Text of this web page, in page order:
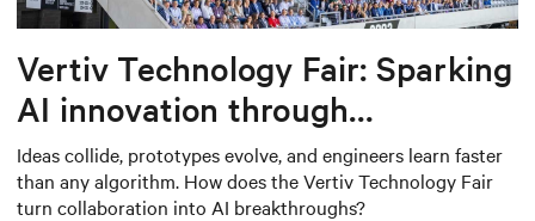
Vertiv Technology Fair: Sparking
AI innovation through
collaboration
Ideas collide, prototypes evolve, and engineers learn faster
than any algorithm. How does the Vertiv Technology Fair
turn collaboration into AI breakthroughs?